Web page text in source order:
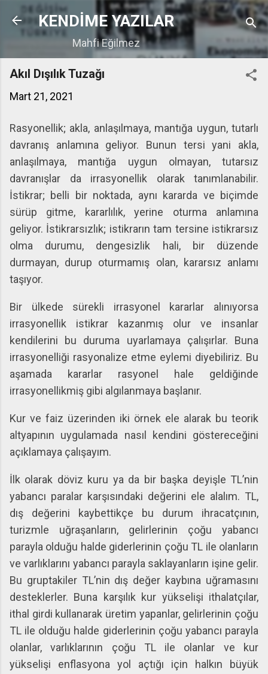
Ana içeriğe atla
KENDİME YAZILAR
Mahfi Eğilmez
Akıl Dışılık Tuzağı
Mart 21, 2021
Rasyonellik; akla, anlaşılmaya, mantığa uygun, tutarlı
davranış anlamına geliyor. Bunun tersi yani akla,
anlaşılmaya, mantığa uygun olmayan, tutarsız
davranışlar da irrasyonellik olarak tanımlanabilir.
İstikrar; belli bir noktada, aynı kararda ve biçimde
sürüp gitme, kararlılık, yerine oturma anlamına
geliyor. İstikrarsızlık; istikrarın tam tersine istikrarsız
olma durumu, dengesizlik hali, bir düzende
durmayan, durup oturmamış olan, kararsız anlamı
taşıyor.
Bir ülkede sürekli irrasyonel kararlar alınıyorsa
irrasyonellik istikrar kazanmış olur ve insanlar
kendilerini bu duruma uyarlamaya çalışırlar. Buna
irrasyonelliği rasyonalize etme eylemi diyebiliriz. Bu
aşamada kararlar rasyonel hale geldiğinde
irrasyonellikmiş gibi algılanmaya başlanır.
Kur ve faiz üzerinden iki örnek ele alarak bu teorik
altyapının uygulamada nasıl kendini göstereceğini
açıklamaya çalışayım.
İlk olarak döviz kuru ya da bir başka deyişle TL’nin
yabancı paralar karşısındaki değerini ele alalım. TL,
dış değerini kaybettikçe bu durum ihracatçının,
turizmle uğraşanların, gelirlerinin çoğu yabancı
parayla olduğu halde giderlerinin çoğu TL ile olanların
ve varlıklarını yabancı parayla saklayanların işine gelir.
Bu gruptakiler TL’nin dış değer kaybına uğramasını
desteklerler. Buna karşılık kur yükselişi ithalatçılar,
ithal girdi kullanarak üretim yapanlar, gelirlerinin çoğu
TL ile olduğu halde giderlerinin çoğu yabancı parayla
olanlar, varlıklarının çoğu TL ile olanlar ve kur
yükselişi enflasyona yol açtığı için halkın büyük